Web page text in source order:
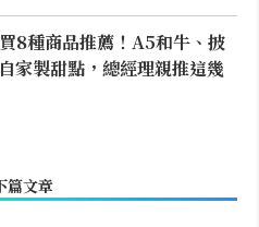
8種商品推薦！A5和牛、披
家製甜點，總經理親推這幾
篇文章